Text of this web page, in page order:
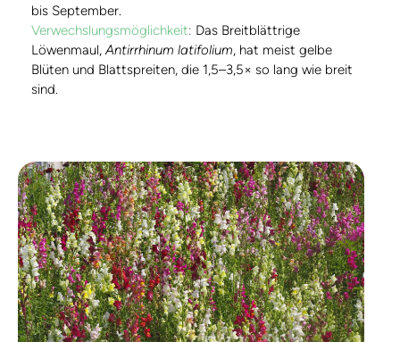
bis September.
Verwechslungsmöglichkeit: Das Breitblättrige
Löwenmaul,Antirrhinum latifolium, hat meist gelbe
Blüten und Blattspreiten, die 1,5–3,5× so lang wie breit
sind.